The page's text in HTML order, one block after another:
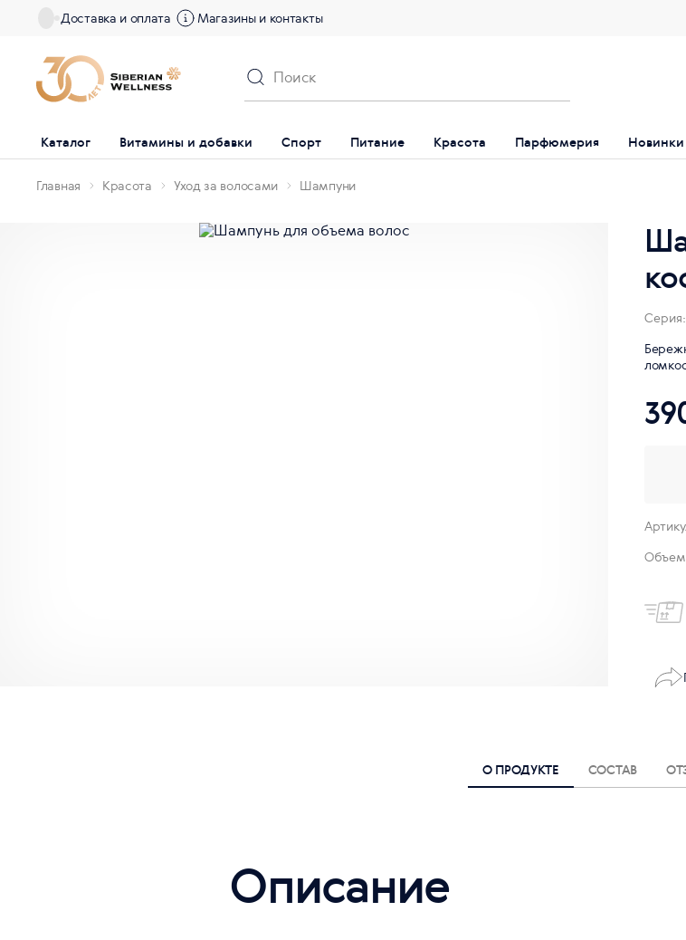
Доставка и оплата Магазины и контакты
Каталог Витамины и добавки Спорт Питание Красота Парфюмерия Новинки
Главная Красота Уход за волосами Шампуни
Серия:
О ПРОДУКТЕ СОСТАВ
Описание